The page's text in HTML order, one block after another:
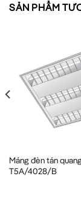
SẢN PHẨM
Máng đèn tán
T5A/4028/B